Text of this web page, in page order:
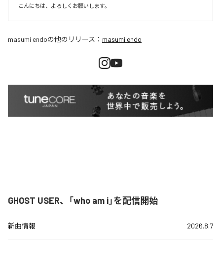
こんにちは、よろしくお願いします。
masumi endoの他のリリース： masumi endo
GHOST USER、「who am i」を配信開始
新曲情報 2026.8.7